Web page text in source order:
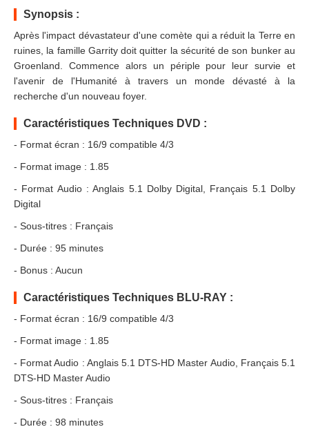
Synopsis :
Après l'impact dévastateur d'une comète qui a réduit la Terre en
ruines, la famille Garrity doit quitter la sécurité de son bunker au
Groenland. Commence alors un périple pour leur survie et
l'avenir de l'Humanité à travers un monde dévasté à la
recherche d'un nouveau foyer.
Caractéristiques Techniques DVD :
- Format écran : 16/9 compatible 4/3
- Format image : 1.85
- Format Audio : Anglais 5.1 Dolby Digital, Français 5.1 Dolby
Digital
- Sous-titres : Français
- Durée : 95 minutes
- Bonus : Aucun
Caractéristiques Techniques BLU-RAY :
- Format écran : 16/9 compatible 4/3
- Format image : 1.85
- Format Audio : Anglais 5.1 DTS-HD Master Audio, Français 5.1
DTS-HD Master Audio
- Sous-titres : Français
- Durée : 98 minutes